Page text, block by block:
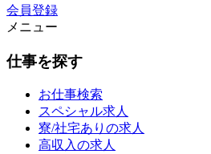
会員登録
メニュー
仕事を探す
お仕事検索
スペシャル求人
寮/社宅ありの求人
高収入の求人